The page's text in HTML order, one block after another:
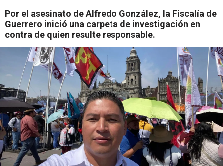
q
u
a
Por el asesinato de Alfredo González, la Fiscalía de
Guerrero inició una carpeta de investigación en
contra de quien resulte responsable.